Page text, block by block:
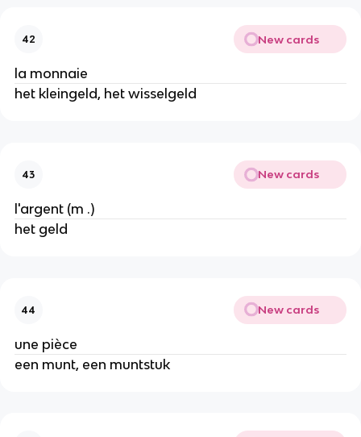
42 New cards
la monnaie
het kleingeld, het wisselgeld
43 New cards
l'argent (m .)
het geld
44 New cards
une pièce
een munt, een muntstuk